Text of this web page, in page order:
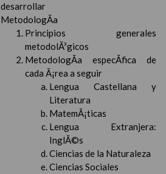
desarrollar
MetodologÃ­a
Principios generales
metodolÃ³gicos
MetodologÃ­a especÃ­fica de
cada Ã¡rea a seguir
Lengua Castellana y
Literatura
MatemÃ¡ticas
Lengua Extranjera:
InglÃ©s
Ciencias de la Naturaleza
Ciencias Sociales